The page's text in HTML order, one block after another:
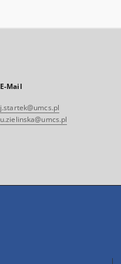
E-Mail
j.startek@umcs.pl
u.zielinska@umcs.pl